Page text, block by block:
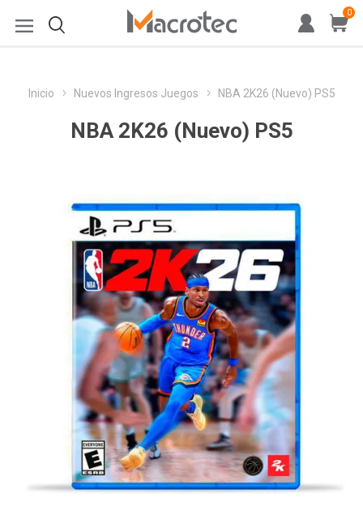
0
Inicio Nuevos Ingresos Juegos NBA 2K26 (Nuevo) PS5
NBA 2K26 (Nuevo) PS5